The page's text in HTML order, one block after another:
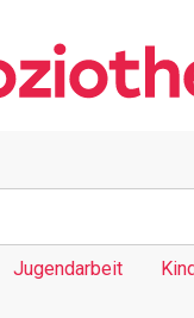
Jugendarbeit